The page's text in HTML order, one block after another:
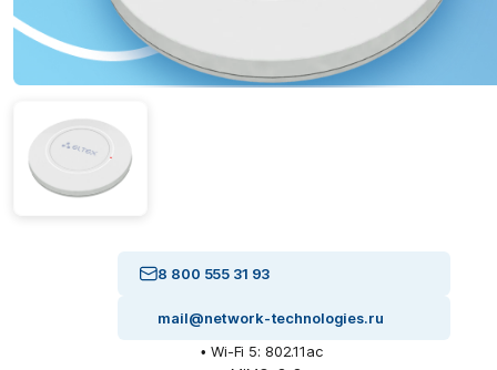
8 800 555 31 93
mail@network-technologies.ru
• Wi-Fi 5: 802.11ac